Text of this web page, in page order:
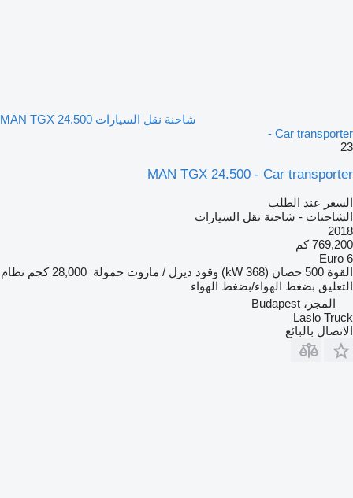
شاحنة نقل السيارات MAN TGX 24.500
- Car transporter
23
MAN TGX 24.500 - Car transporter
السعر عند الطلب
الشاحنات - شاحنة نقل السيارات
2018
769,200 كم
Euro 6
القوة 500 حصان (368 kW) وقود ديزل / مازوت حمولة 28,000 كجم
نظام
التعليق بضغط الهواء/بضغط الهواء
المجر، Budapest
Laslo Truck
الاتصال بالبائع